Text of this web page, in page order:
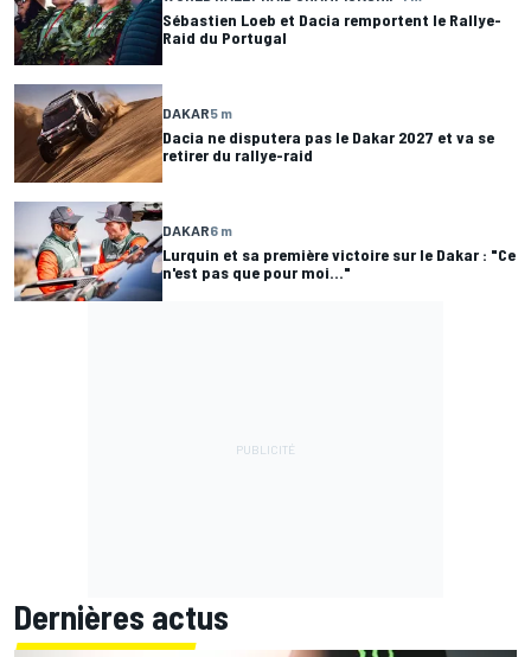
Sébastien Loeb et Dacia remportent le Rallye-
Raid du Portugal
DAKAR5 m
Dacia ne disputera pas le Dakar 2027 et va se
retirer du rallye-raid
DAKAR6 m
Lurquin et sa première victoire sur le Dakar : "Ce
n'est pas que pour moi..."
Dernières actus